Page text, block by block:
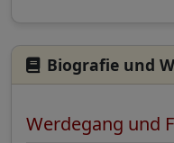
Biografie und
Werdegang und